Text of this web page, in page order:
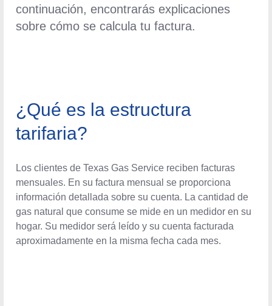
A continuación, encontrarás explicaciones
sobre cómo se calcula tu factura.
¿Qué es la estructura
tarifaria?
Los clientes de Texas Gas Service reciben facturas
mensuales. En su factura mensual se proporciona
información detallada sobre su cuenta. La cantidad de
gas natural que consume se mide en un medidor en su
hogar. Su medidor será leído y su cuenta facturada
aproximadamente en la misma fecha cada mes.